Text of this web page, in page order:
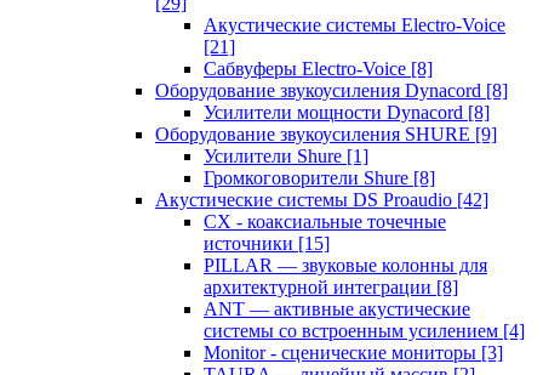
Акустические системы Electro-Voice
[21]
Сабвуферы Electro-Voice [8]
Оборудование звукоусиления Dynacord [8]
Усилители мощности Dynacord [8]
Оборудование звукоусиления SHURE [9]
Усилители Shure [1]
Громкоговорители Shure [8]
Акустические системы DS Proaudio [42]
CX - коаксиальные точечные
источники [15]
PILLAR — звуковые колонны для
архитектурной интеграции [8]
ANT — активные акустические
системы со встроенным усилением [4]
Monitor - сценические мониторы [3]